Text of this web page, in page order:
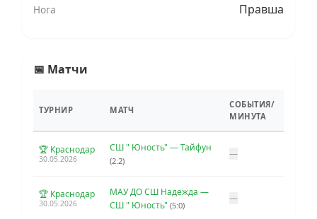
Нога Правша
📅 Матчи
ТУРНИР МАТЧ
СОБЫТИЯ/
МИНУТА
🏆 Краснодар
30.05.2026
СШ " Юность" — Тайфун
(2:2)
—
🏆 Краснодар
30.05.2026
МАУ ДО СШ Надежда —
СШ " Юность" (5:0)
—